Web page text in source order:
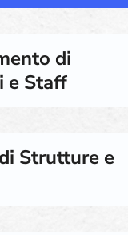
di
e Staff
Strutture e